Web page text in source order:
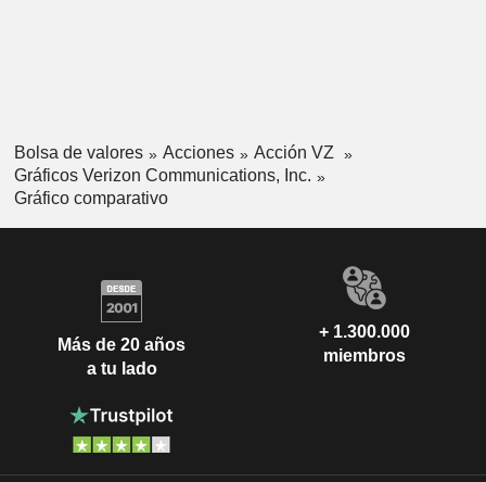
Bolsa de valores Acciones
Acción VZ
Gráficos Verizon Communications, Inc.
Gráfico comparativo
Más de 20 años
a tu lado
+ 1.300.000
miembros